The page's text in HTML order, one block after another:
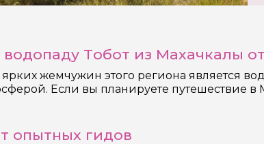
водопаду Тобот из Махачкалы
жемчужин этого региона является
Если вы планируете путешествие
опытных гидов